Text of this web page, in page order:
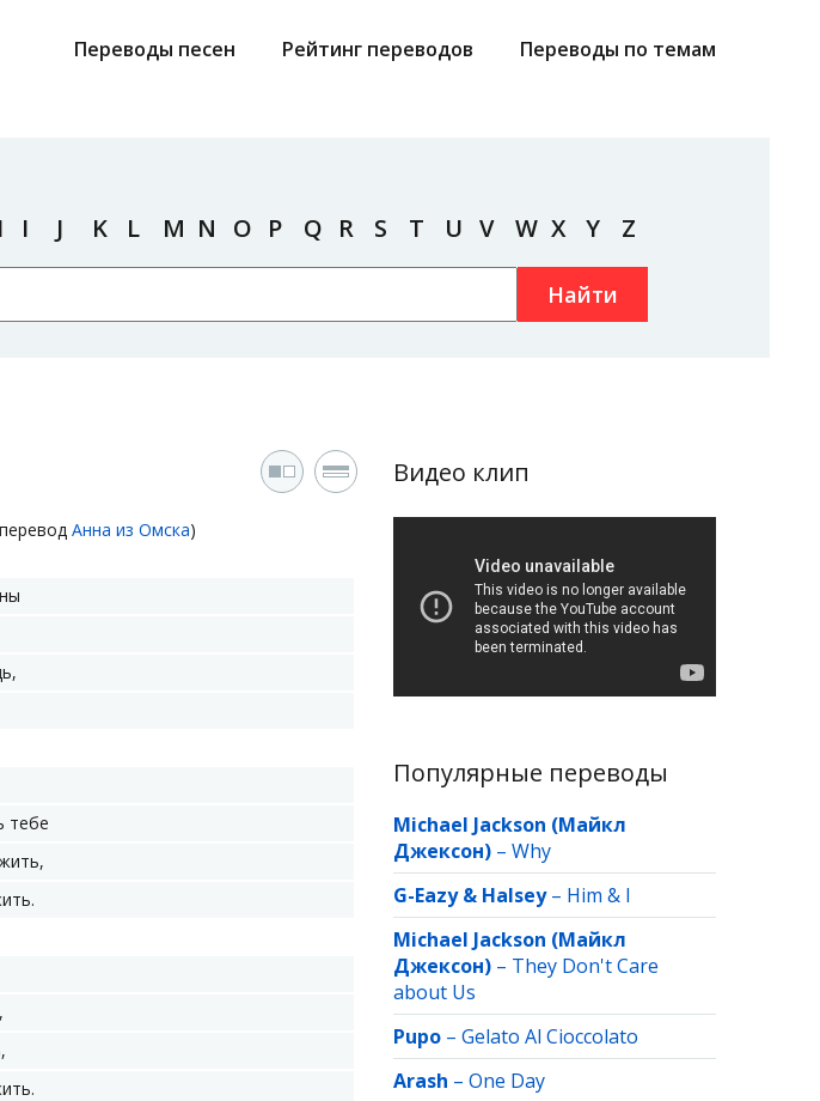
Переводы песен Рейтинг переводов Переводы по темам
I J K L M N O P Q R S T U V W X Y Z
Найти
Анна из Омска)
тебе
Видео клип
Популярные переводы
Michael Jackson (Майкл
Джексон) – Why
G-Eazy & Halsey– Him & I
Michael Jackson (Майкл
Джексон) – They Don't Care
about Us
Pupo – Gelato Al Cioccolato
Arash – One Day